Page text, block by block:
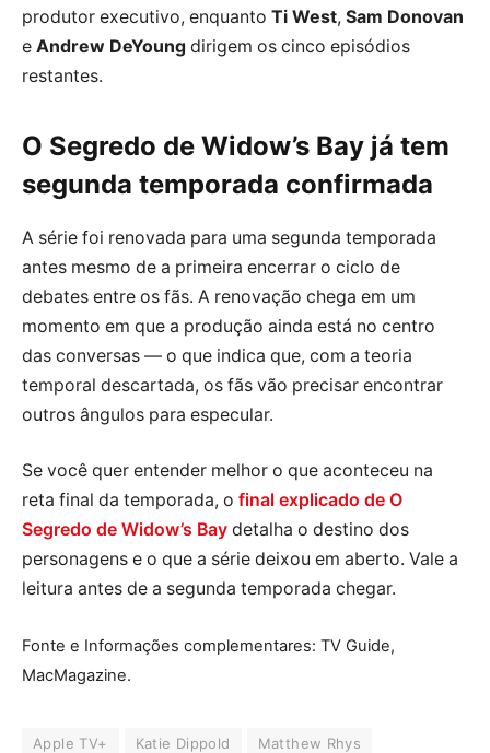
produtor executivo, enquanto Ti West, Sam Donovan
e Andrew DeYoung dirigem os cinco episódios
restantes.
O Segredo de Widow’s Bay já tem
segunda temporada confirmada
A série foi renovada para uma segunda temporada
antes mesmo de a primeira encerrar o ciclo de
debates entre os fãs. A renovação chega em um
momento em que a produção ainda está no centro
das conversas — o que indica que, com a teoria
temporal descartada, os fãs vão precisar encontrar
outros ângulos para especular.
Se você quer entender melhor o que aconteceu na
reta final da temporada, o final explicado de O
Segredo de Widow’s Bay detalha o destino dos
personagens e o que a série deixou em aberto. Vale a
leitura antes de a segunda temporada chegar.
Fonte e Informações complementares: TV Guide,
MacMagazine.
Apple TV+ Katie Dippold
Matthew Rhys